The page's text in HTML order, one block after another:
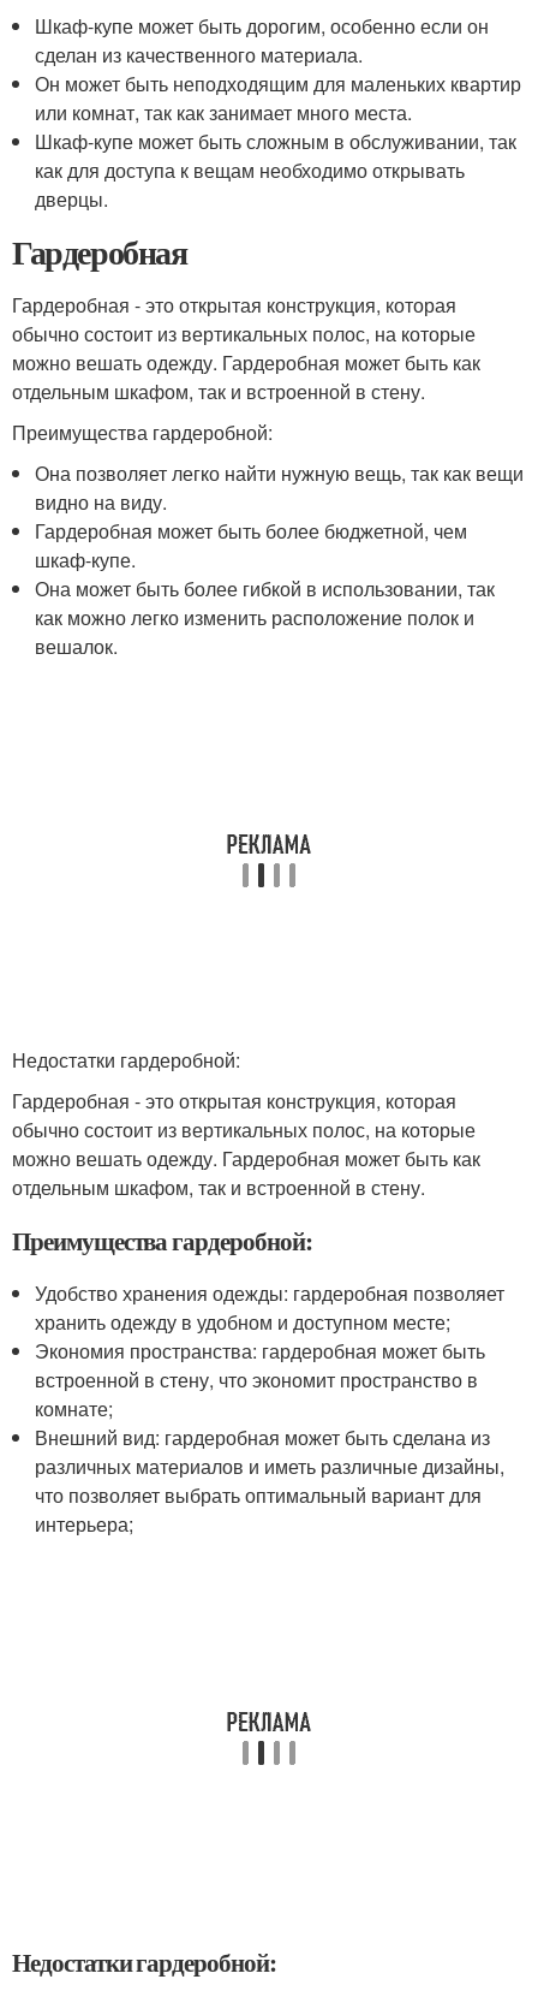
Шкаф-купе может быть дорогим, особенно если он
сделан из качественного материала.
Он может быть неподходящим для маленьких квартир
или комнат, так как занимает много места.
Шкаф-купе может быть сложным в обслуживании, так
как для доступа к вещам необходимо открывать
дверцы.
Гардеробная
Гардеробная - это открытая конструкция, которая
обычно состоит из вертикальных полос, на которые
можно вешать одежду. Гардеробная может быть как
отдельным шкафом, так и встроенной в стену.
Преимущества гардеробной:
Она позволяет легко найти нужную вещь, так как вещи
видно на виду.
Гардеробная может быть более бюджетной, чем
шкаф-купе.
Она может быть более гибкой в использовании, так
как можно легко изменить расположение полок и
вешалок.
Недостатки гардеробной:
Гардеробная - это открытая конструкция, которая
обычно состоит из вертикальных полос, на которые
можно вешать одежду. Гардеробная может быть как
отдельным шкафом, так и встроенной в стену.
Преимущества гардеробной:
Удобство хранения одежды: гардеробная позволяет
хранить одежду в удобном и доступном месте;
Экономия пространства: гардеробная может быть
встроенной в стену, что экономит пространство в
комнате;
Внешний вид: гардеробная может быть сделана из
различных материалов и иметь различные дизайны,
что позволяет выбрать оптимальный вариант для
интерьера;
Недостатки гардеробной: